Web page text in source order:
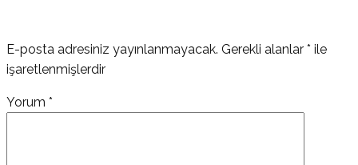
E-posta adresiniz yayınlanmayacak. Gerekli alanlar * ile
işaretlenmişlerdir
Yorum *